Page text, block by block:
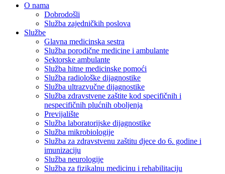
O nama
Dobrodošli
Služba zajedničkih poslova
Službe
Glavna medicinska sestra
Služba porodične medicine i ambulante
Sektorske ambulante
Služba hitne medicinske pomoći
Služba radiološke dijagnostike
Služba ultrazvučne dijagnostike
Služba zdravstvene zaštite kod specifičnih i
nespecifičnih plućnih oboljenja
Previjalište
Služba laboratorijske dijagnostike
Služba mikrobiologije
Služba za zdravstvenu zaštitu djece do 6. godine i
imunizaciju
Služba neurologije
Služba za fizikalnu medicinu i rehabilitaciju